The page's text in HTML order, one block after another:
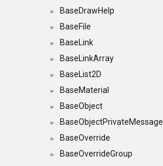
► BaseDrawHelp
► BaseFile
► BaseLink
► BaseLinkArray
► BaseList2D
► BaseMaterial
► BaseObject
► BaseObjectPrivateMessage
► BaseOverride
► BaseOverrideGroup